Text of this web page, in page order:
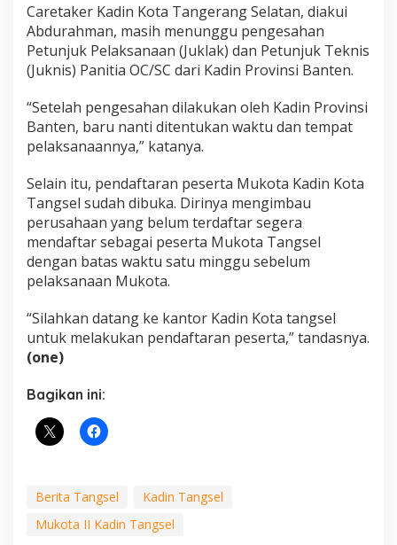
Caretaker Kadin Kota Tangerang Selatan, diakui
Abdurahman, masih menunggu pengesahan
Petunjuk Pelaksanaan (Juklak) dan Petunjuk Teknis
(Juknis) Panitia OC/SC dari Kadin Provinsi Banten.
“Setelah pengesahan dilakukan oleh Kadin Provinsi
Banten, baru nanti ditentukan waktu dan tempat
pelaksanaannya,” katanya.
Selain itu, pendaftaran peserta Mukota Kadin Kota
Tangsel sudah dibuka. Dirinya mengimbau
perusahaan yang belum terdaftar segera
mendaftar sebagai peserta Mukota Tangsel
dengan batas waktu satu minggu sebelum
pelaksanaan Mukota.
“Silahkan datang ke kantor Kadin Kota tangsel
untuk melakukan pendaftaran peserta,” tandasnya.
(one)
Bagikan ini:
Berita Tangsel
Kadin Tangsel
Mukota II Kadin Tangsel